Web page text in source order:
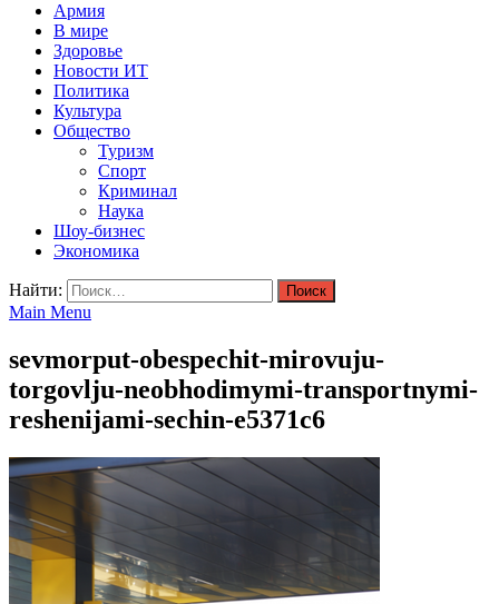
Армия
В мире
Здоровье
Новости ИТ
Политика
Культура
Общество
Туризм
Спорт
Криминал
Наука
Шоу-бизнес
Экономика
Найти:
Main Menu
sevmorput-obespechit-mirovuju-
torgovlju-neobhodimymi-transportnymi-
reshenijami-sechin-e5371c6